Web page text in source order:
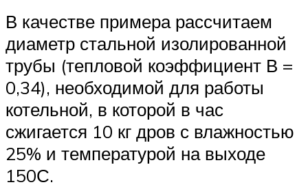
В качестве примера рассчитаем
диаметр стальной изолированной
трубы (тепловой коэффициент В =
0,34), необходимой для работы
котельной, в которой в час
сжигается 10 кг дров с влажностью
25% и температурой на выходе
150С.